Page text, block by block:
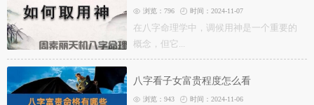
浏览：796 时间：2024-11-07
在八字命理学中，调候用神是一个重要的
概念，但它...
八字看子女富贵程度怎么看
浏览：943 时间：2024-11-06